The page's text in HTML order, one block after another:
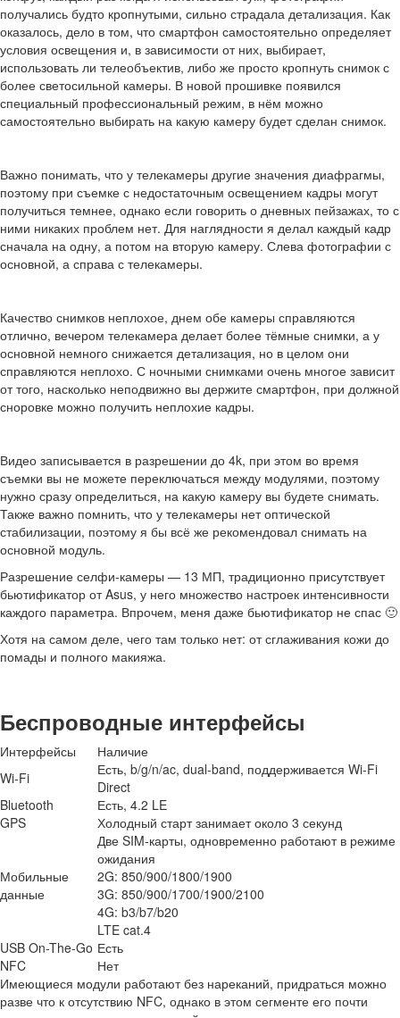
получались будто кропнутыми, сильно страдала детализация. Как
оказалось, дело в том, что смартфон самостоятельно определяет
условия освещения и, в зависимости от них, выбирает,
использовать ли телеобъектив, либо же просто кропнуть снимок с
более светосильной камеры. В новой прошивке появился
специальный профессиональный режим, в нём можно
самостоятельно выбирать на какую камеру будет сделан снимок.
Важно понимать, что у телекамеры другие значения диафрагмы,
поэтому при съемке с недостаточным освещением кадры могут
получиться темнее, однако если говорить о дневных пейзажах, то с
ними никаких проблем нет. Для наглядности я делал каждый кадр
сначала на одну, а потом на вторую камеру. Слева фотографии с
основной, а справа с телекамеры.
Качество снимков неплохое, днем обе камеры справляются
отлично, вечером телекамера делает более тёмные снимки, а у
основной немного снижается детализация, но в целом они
справляются неплохо. С ночными снимками очень многое зависит
от того, насколько неподвижно вы держите смартфон, при должной
сноровке можно получить неплохие кадры.
Видео записывается в разрешении до 4k, при этом во время
съемки вы не можете переключаться между модулями, поэтому
нужно сразу определиться, на какую камеру вы будете снимать.
Также важно помнить, что у телекамеры нет оптической
стабилизации, поэтому я бы всё же рекомендовал снимать на
основной модуль.
Разрешение селфи-камеры — 13 МП, традиционно присутствует
бьютификатор от Asus, у него множество настроек интенсивности
каждого параметра. Впрочем, меня даже бьютификатор не спас 🙂
Хотя на самом деле, чего там только нет: от сглаживания кожи до
помады и полного макияжа.
Беспроводные интерфейсы
Интерфейсы
Наличие
Wi-Fi
Есть, b/g/n/ac, dual-band, поддерживается Wi-Fi
Direct
Bluetooth
Есть, 4.2 LE
GPS
Холодный старт занимает около 3 секунд
Мобильные
данные
Две SIM-карты, одновременно работают в режиме
ожидания
2G: 850/900/1800/1900
3G: 850/900/1700/1900/2100
4G: b3/b7/b20
LTE cat.4
USB On-The-Go Есть
NFC
Нет
Имеющиеся модули работают без нареканий, придраться можно
разве что к отсутствию NFC, однако в этом сегменте его почти